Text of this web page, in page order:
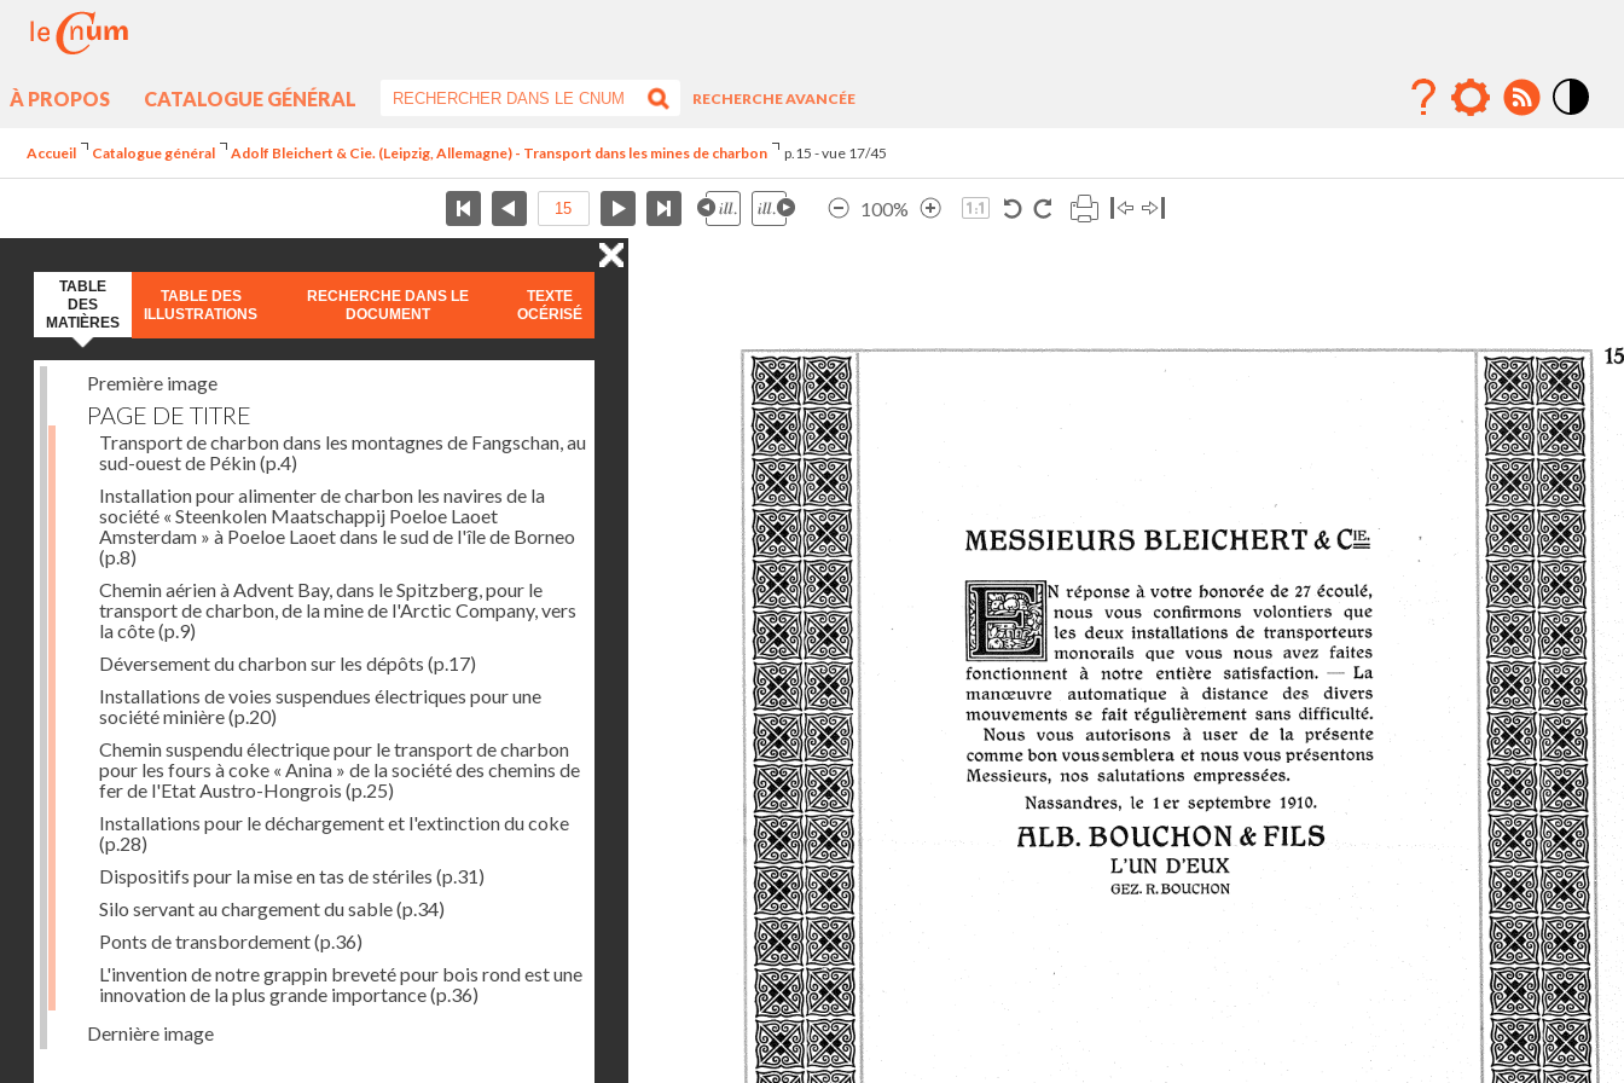
À PROPOS CATALOGUE GÉNÉRAL
RECHERCHE AVANCÉE
Accueil Catalogue général Adolf Bleichert & Cie. (Leipzig, Allemagne) - Transport dans les mines de charbon p.15 - vue 17/45
100%
TABLE
DES
MATIÈRES
TABLE DES
ILLUSTRATIONS
RECHERCHE DANS LE
DOCUMENT
TEXTE
OCÉRISÉ
Première image
PAGE DE TITRE
Transport de charbon dans les montagnes de Fangschan, au
sud-ouest de Pékin(p.4)
Installation pour alimenter de charbon les navires de la
société « Steenkolen Maatschappij Poeloe Laoet
Amsterdam » à Poeloe Laoet dans le sud de l'île de Borneo
(p.8)
Chemin aérien à Advent Bay, dans le Spitzberg, pour le
transport de charbon, de la mine de l'Arctic Company, vers
la côte(p.9)
Déversement du charbon sur les dépôts (p.17)
Installations de voies suspendues électriques pour une
société minière(p.20)
Chemin suspendu électrique pour le transport de charbon
pour les fours à coke « Anina » de la société des chemins de
fer de l'Etat Austro-Hongrois (p.25)
Installations pour le déchargement et l'extinction du coke
(p.28)
Dispositifs pour la mise en tas de stériles (p.31)
Silo servant au chargement du sable(p.34)
Ponts de transbordement(p.36)
L'invention de notre grappin breveté pour bois rond est une
innovation de la plus grande importance(p.36)
Dernière image